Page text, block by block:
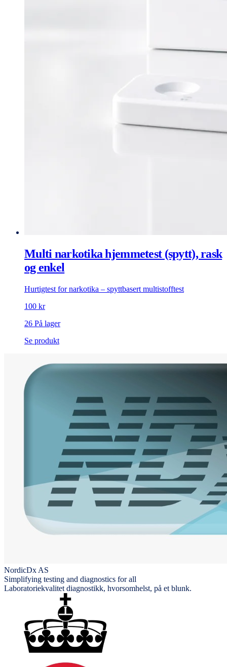
Multi narkotika hjemmetest (spytt), rask
og enkel
Hurtigtest for narkotika – spyttbasert multistofftest
100 kr
26 På lager
Se produkt
NordicDx AS
Simplifying testing and diagnostics for all
Laboratoriekvalitet diagnostikk, hvorsomhelst, på et blunk.